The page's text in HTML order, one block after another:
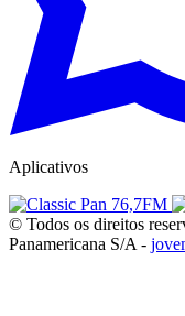
Aplicativos
© Todos os direitos
Panamericana S/A -